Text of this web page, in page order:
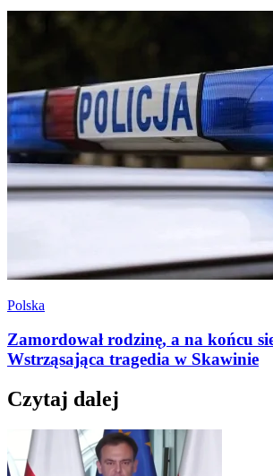
Polska
Zamordował rodzinę, a na końcu
Wstrząsająca tragedia w Skawinie
Czytaj dalej